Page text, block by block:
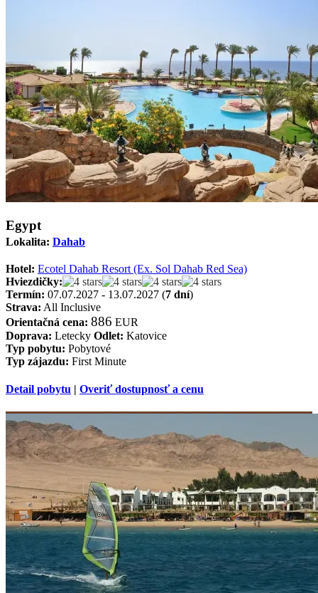
Egypt
Lokalita: Dahab
Hotel: Ecotel Dahab Resort (Ex. Sol Dahab Red Sea)
Hviezdičky:
Termín: 07.07.2027 - 13.07.2027 (7 dní)
Strava: All Inclusive
Orientačná cena: 886 EUR
Doprava: Letecky Odlet: Katovice
Typ pobytu: Pobytové
Typ zájazdu: First Minute
Detail pobytu | Overiť dostupnosť a cenu